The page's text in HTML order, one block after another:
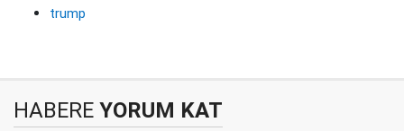
trump
HABERE YORUM KAT